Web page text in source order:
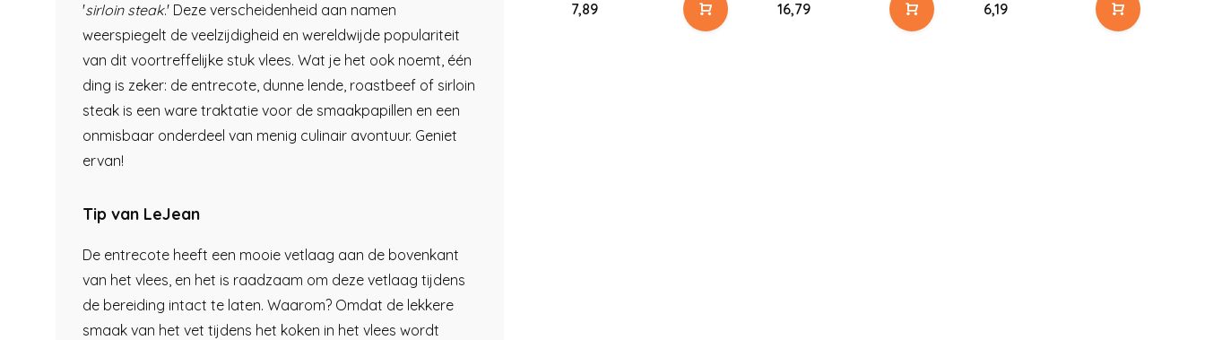
'sirloin steak.' Deze verscheidenheid aan namen
weerspiegelt de veelzijdigheid en wereldwijde populariteit
van dit voortreffelijke stuk vlees. Wat je het ook noemt, één
ding is zeker: de entrecote, dunne lende, roastbeef of sirloin
steak is een ware traktatie voor de smaakpapillen en een
onmisbaar onderdeel van menig culinair avontuur. Geniet
ervan!
Tip van LeJean
De entrecote heeft een mooie vetlaag aan de bovenkant
van het vlees, en het is raadzaam om deze vetlaag tijdens
de bereiding intact te laten. Waarom? Omdat de lekkere
smaak van het vet tijdens het koken in het vlees wordt
7,89 16,79
6,19